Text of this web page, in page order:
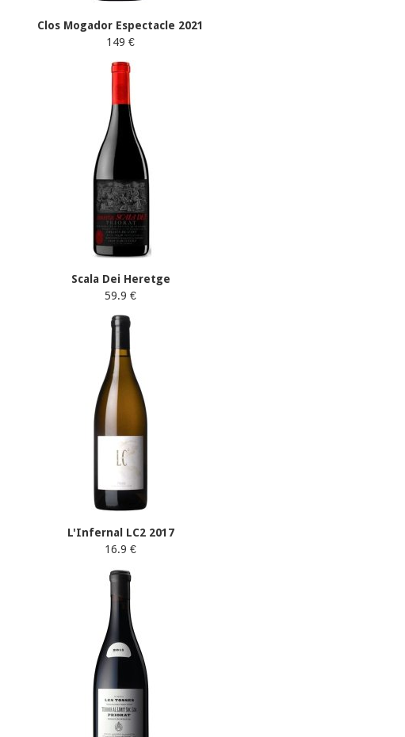
Clos Mogador Espectacle 2021
149 €
Scala Dei Heretge
59.9 €
L'Infernal LC2 2017
16.9 €